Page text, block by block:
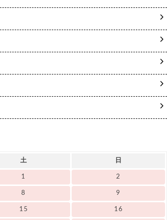
土 日
1 2
8 9
15 16